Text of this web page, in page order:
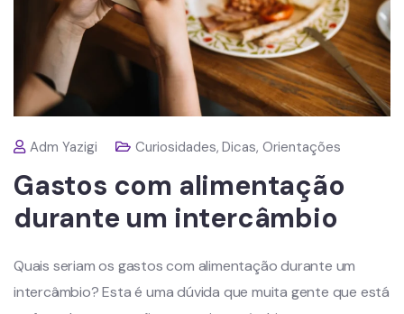
Adm Yazigi Curiosidades,Dicas,Orientações
Gastos com alimentação
durante um intercâmbio
Quais seriam os gastos com alimentação durante um
intercâmbio? Esta é uma dúvida que muita gente que está